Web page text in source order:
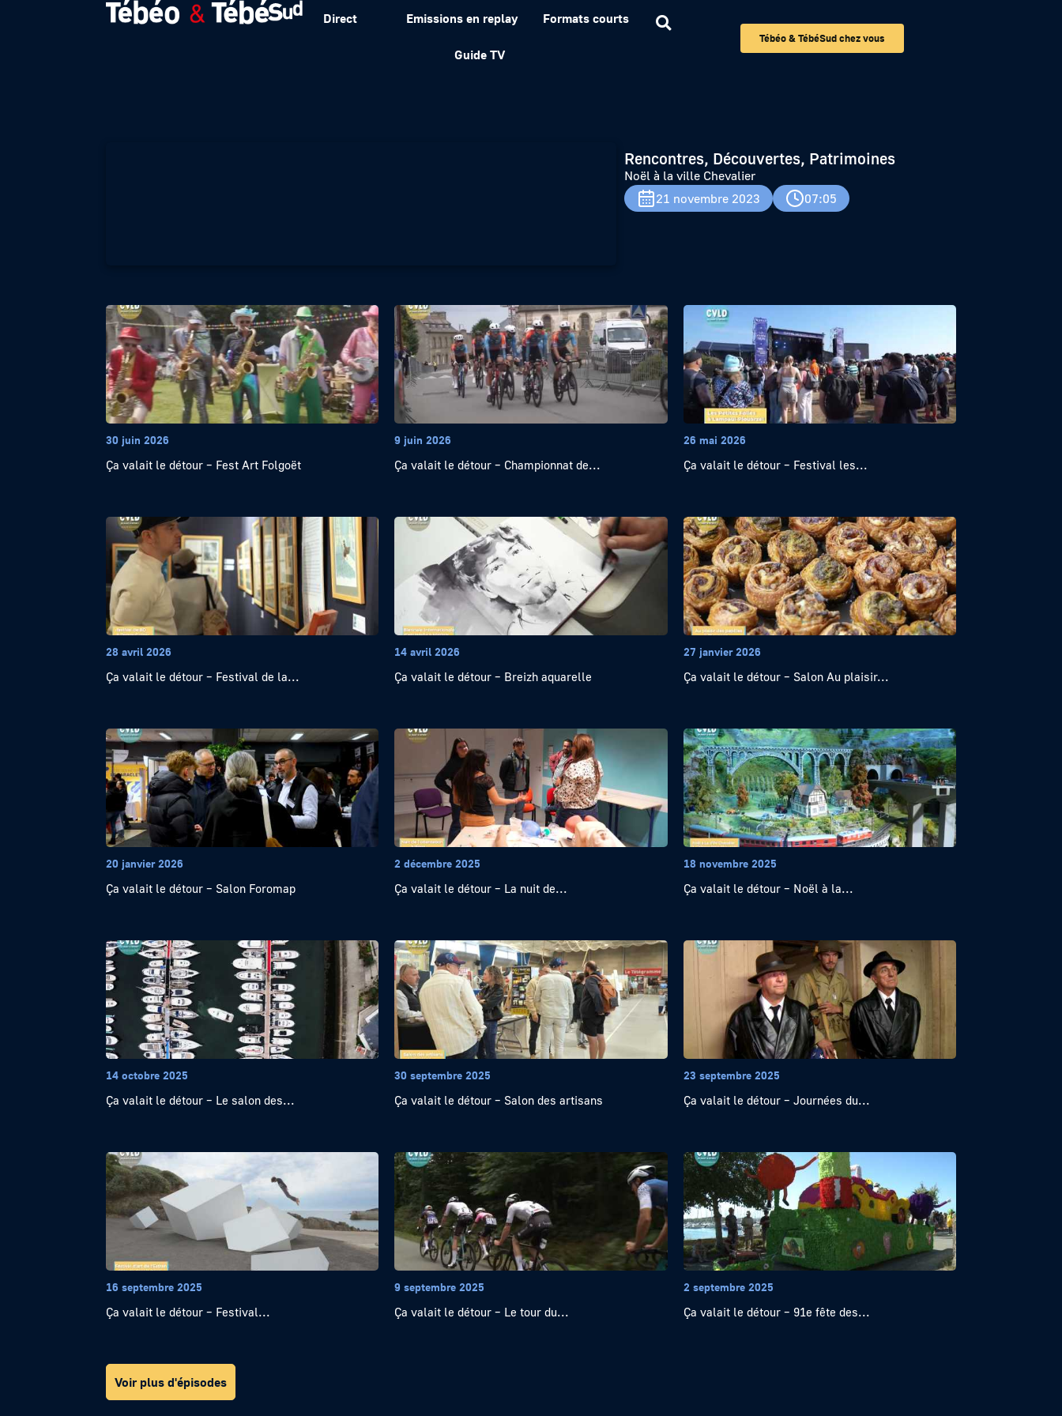
Direct Emissions en replay Formats courts
Guide TV
Tébéo & TébéSud chez vous
Rencontres, Découvertes, Patrimoines
Noël à la ville Chevalier
21 novembre 2023
07:05
30 juin 2026
Ça valait le détour – Fest Art Folgoët
9 juin 2026
Ça valait le détour – Championnat de...
26 mai 2026
Ça valait le détour – Festival les...
28 avril 2026
Ça valait le détour – Festival de la...
14 avril 2026
Ça valait le détour – Breizh aquarelle
27 janvier 2026
Ça valait le détour – Salon Au plaisir...
20 janvier 2026
Ça valait le détour – Salon Foromap
2 décembre 2025
Ça valait le détour – La nuit de...
18 novembre 2025
Ça valait le détour – Noël à la...
14 octobre 2025
Ça valait le détour – Le salon des...
30 septembre 2025
Ça valait le détour – Salon des artisans
23 septembre 2025
Ça valait le détour – Journées du...
16 septembre 2025
Ça valait le détour – Festival...
9 septembre 2025
Ça valait le détour – Le tour du...
2 septembre 2025
Ça valait le détour – 91e fête des...
Voir plus d'épisodes